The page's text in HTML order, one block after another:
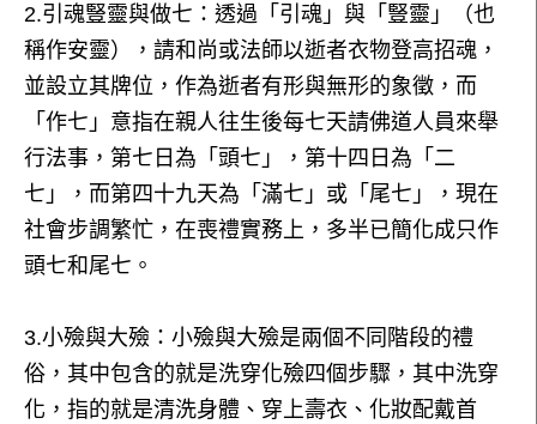
2.引魂豎靈與做七：透過「引魂」與「豎靈」（也
稱作安靈），請和尚或法師以逝者衣物登高招魂，
並設立其牌位，作為逝者有形與無形的象徵，而
「作七」意指在親人往生後每七天請佛道人員來舉
行法事，第七日為「頭七」，第十四日為「二
七」，而第四十九天為「滿七」或「尾七」，現在
社會步調繁忙，在喪禮實務上，多半已簡化成只作
頭七和尾七。
3.小殮與大殮：小殮與大殮是兩個不同階段的禮
俗，其中包含的就是洗穿化殮四個步驟，其中洗穿
化，指的就是清洗身體、穿上壽衣、化妝配戴首